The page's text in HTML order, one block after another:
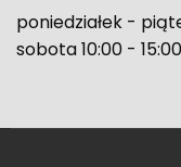
poniedziałek -
sobota 10:00 - 15:00